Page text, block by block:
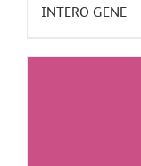
INTERO GENE